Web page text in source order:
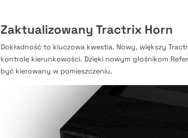
Zaktualizowany Tractrix Horn
Dokładność to kluczowa kwestia. Nowy, większy
kontrolę kierunkowości. Dzięki nowym głośnikom
być kierowany w pomieszczeniu.